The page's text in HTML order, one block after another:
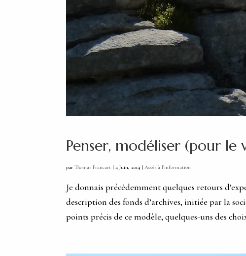
Penser, modéliser (pour le
parThomas Francart |4 Juin, 2014 |Accès à l’information
Je donnais précédemment quelques retours
description des fonds d’archives, initiée par la
points précis de ce modèle, quelques-uns des